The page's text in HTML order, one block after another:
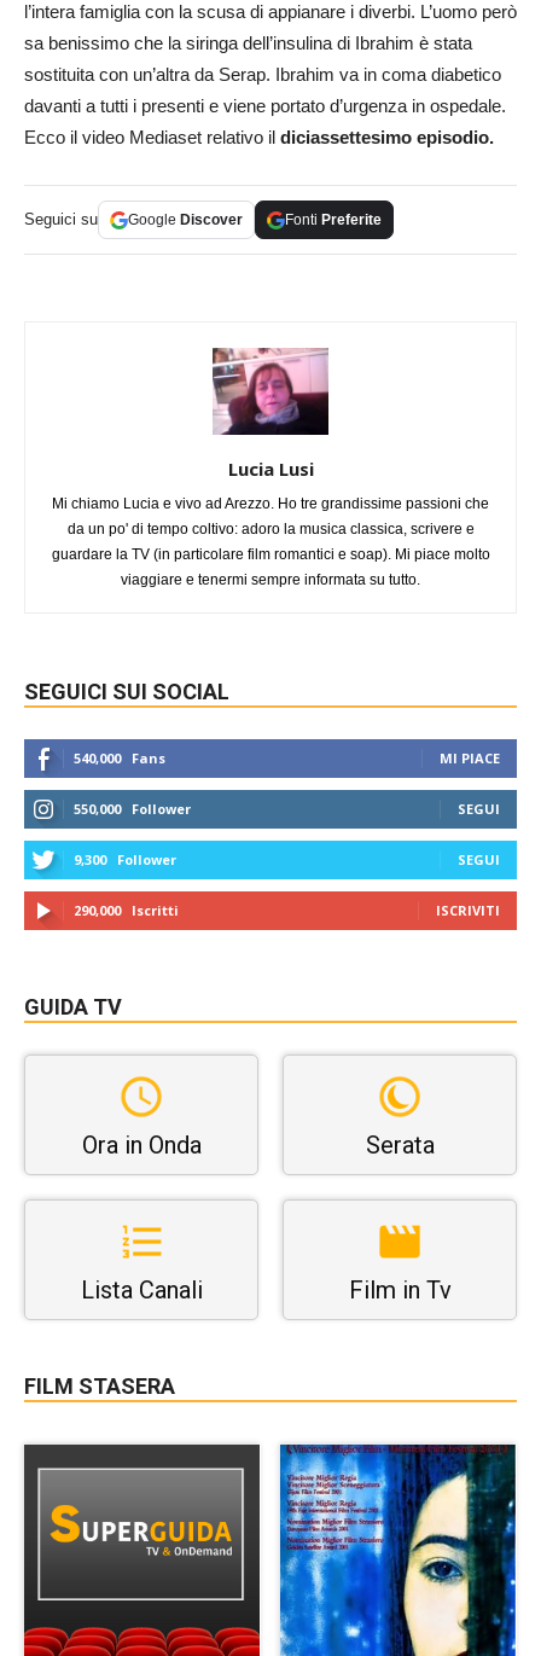
l’intera famiglia con la scusa di appianare i diverbi. L’uomo però
sa benissimo che la siringa dell’insulina di Ibrahim è stata
sostituita con un’altra da Serap. Ibrahim va in coma diabetico
davanti a tutti i presenti e viene portato d’urgenza in ospedale.
Ecco il video Mediaset relativo il diciassettesimo episodio.
Seguici su Google Discover Fonti Preferite
Lucia Lusi
Mi chiamo Lucia e vivo ad Arezzo. Ho tre grandissime passioni che
da un po' di tempo coltivo: adoro la musica classica, scrivere e
guardare la TV (in particolare film romantici e soap). Mi piace molto
viaggiare e tenermi sempre informata su tutto.
SEGUICI SUI SOCIAL
540,000 Fans MI PIACE
550,000 Follower SEGUI
9,300 Follower SEGUI
290,000 Iscritti ISCRIVITI
GUIDA TV
Ora in Onda Serata
Lista Canali Film in Tv
FILM STASERA